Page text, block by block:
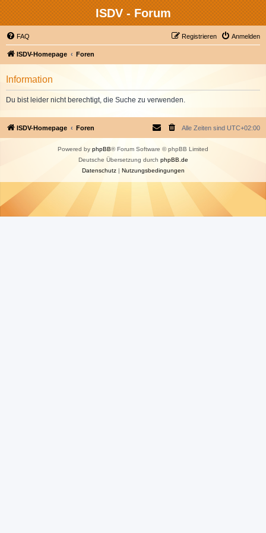
ISDV - Forum
FAQ Anmelden
Registrieren
ISDV-Homepage Foren
Information
Du bist leider nicht berechtigt, die Suche zu verwenden.
ISDV-Homepage Foren Alle Zeiten sind UTC+02:00
Powered by phpBB® Forum Software © phpBB Limited
Deutsche Übersetzung durch phpBB.de
Datenschutz| Nutzungsbedingungen